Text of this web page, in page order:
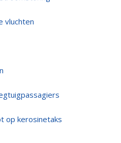
vluchten
op kerosinetaks